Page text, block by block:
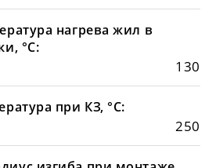
нагрева жил в
°С:
130
при КЗ, °С:
250